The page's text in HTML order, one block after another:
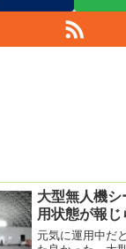
大型無人機シ
用状態が報じ
元気に運用中だ